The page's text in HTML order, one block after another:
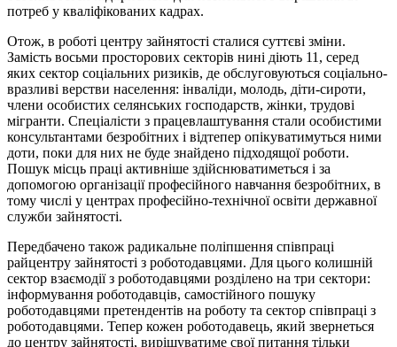
потреб у кваліфікованих кадрах.
Отож, в роботі центру зайнятості сталися суттєві зміни.
Замість восьми просторових секторів нині діють 11, серед
яких сектор соціальних ризиків, де обслуговуються соціально-
вразливі верстви населення: інваліди, молодь, діти-сироти,
члени особистих селянських господарств, жінки, трудові
мігранти. Спеціалісти з працевлаштування стали особистими
консультантами безробітних і відтепер опікуватимуться ними
доти, поки для них не буде знайдено підходящої роботи.
Пошук місць праці активніше здійснюватиметься і за
допомогою організації професійного навчання безробітних, в
тому числі у центрах професійно-технічної освіти державної
служби зайнятості.
Передбачено також радикальне поліпшення співпраці
райцентру зайнятості з роботодавцями. Для цього колишній
сектор взаємодії з роботодавцями розділено на три сектори:
інформування роботодавців, самостійного пошуку
роботодавцями претендентів на роботу та сектор співпраці з
роботодавцями. Тепер кожен роботодавець, який звернеться
до центру зайнятості, вирішуватиме свої питання тільки